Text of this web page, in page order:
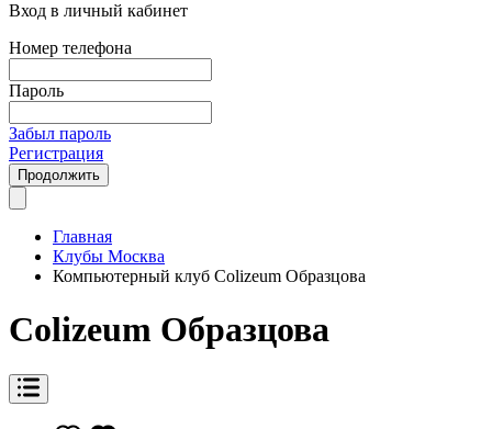
Вход в личный кабинет
Номер телефона
Пароль
Забыл пароль
Регистрация
Продолжить
Главная
Клубы Москва
Компьютерный клуб Colizeum Образцова
Colizeum Образцова